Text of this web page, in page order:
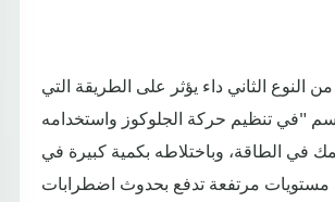
النوع الثاني داء يؤثر على الطريقة التي
"في تنظيم حركة الجلوكوز واستخدامه
في الطاقة، وباختلاطه بكمية كبيرة في
مستويات مرتفعة تدفع بحدوث اضطرابات